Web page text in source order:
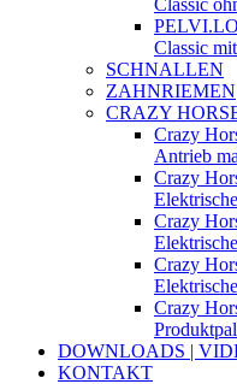
Classic
Classic
SCHNALLEN
ZAHNRIEMEN
CRAZY
Crazy
Antrieb
Crazy
Crazy
Crazy
Crazy
DOWNLOADS |
KONTAKT